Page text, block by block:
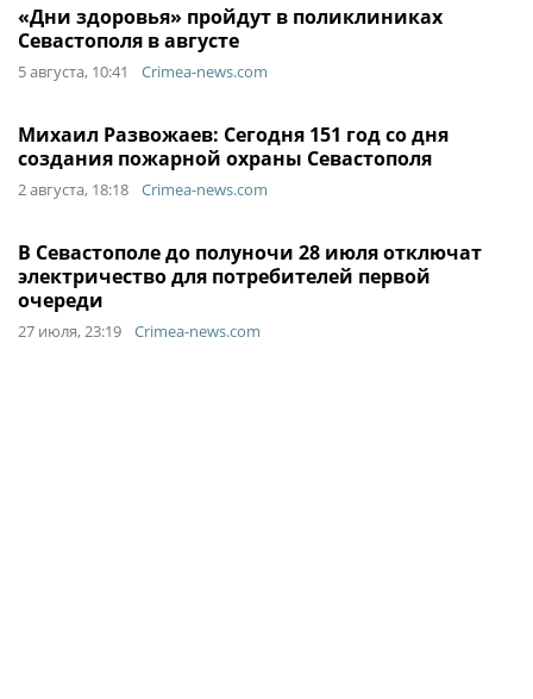
«Дни здоровья» пройдут в поликлиниках
Севастополя в августе
5 августа, 10:41 Crimea-news.com
Михаил Развожаев: Сегодня 151 год со дня
создания пожарной охраны Севастополя
2 августа, 18:18 Crimea-news.com
В Севастополе до полуночи 28 июля отключат
электричество для потребителей первой
очереди
27 июля, 23:19 Crimea-news.com